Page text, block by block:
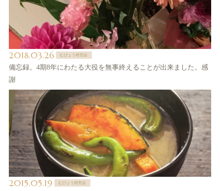
2018.03.26 むびょう研究会
備忘録。4期8年にわたる大役を無事終えることが出来ました。感
謝
2015.05.19 むびょう研究会